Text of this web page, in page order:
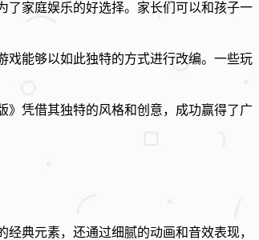
了家庭娱乐的好选择。家长们可以和孩子一
戏能够以如此独特的方式进行改编。一些玩
》凭借其独特的风格和创意，成功赢得了广
典元素，还通过细腻的动画和音效表现，